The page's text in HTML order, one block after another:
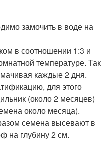
замочить в воде на
в соотношении 1:3 и
температуре. Так
каждые 2 дня.
для этого
(около 2 месяцев)
около месяца).
семена высевают в
на глубину 2 см.